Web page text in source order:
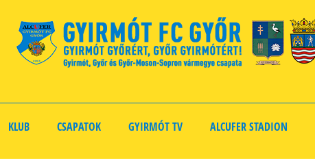
KLUB CSAPATOK GYIRMÓT TV ALCUFER STADION